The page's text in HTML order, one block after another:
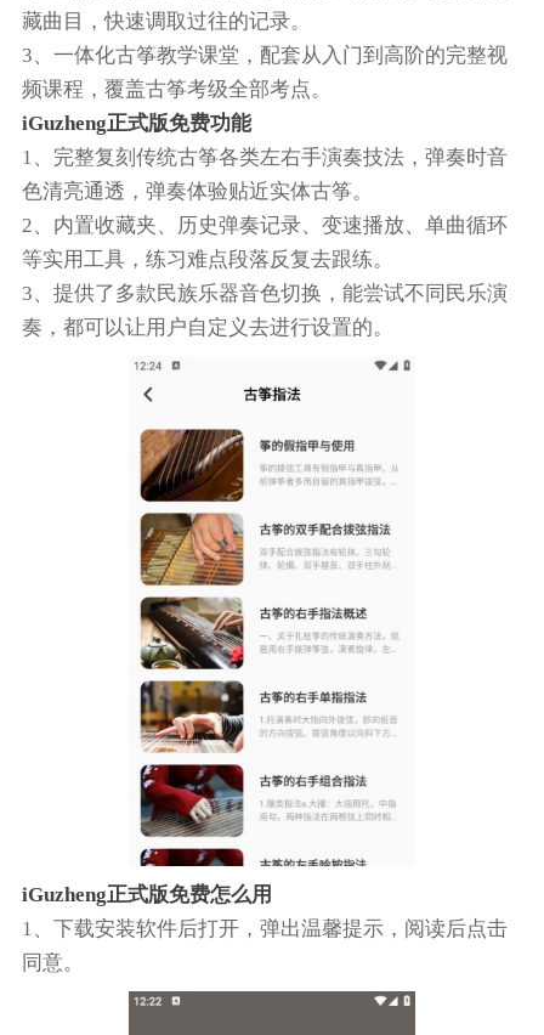
藏曲目，快速调取过往的记录。
3、一体化古筝教学课堂，配套从入门到高阶的完整视
频课程，覆盖古筝考级全部考点。
iGuzheng正式版免费功能
1、完整复刻传统古筝各类左右手演奏技法，弹奏时音
色清亮通透，弹奏体验贴近实体古筝。
2、内置收藏夹、历史弹奏记录、变速播放、单曲循环
等实用工具，练习难点段落反复去跟练。
3、提供了多款民族乐器音色切换，能尝试不同民乐演
奏，都可以让用户自定义去进行设置的。
iGuzheng正式版免费怎么用
1、下载安装软件后打开，弹出温馨提示，阅读后点击
同意。